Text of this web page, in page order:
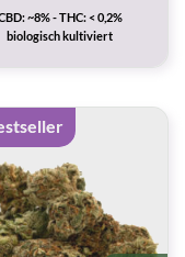
~8% - THC: < 0,2%
biologisch kultiviert